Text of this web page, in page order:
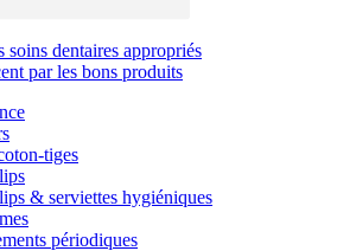
soins dentaires appropriés
par les bons produits
tiges
& serviettes hygiéniques
périodiques